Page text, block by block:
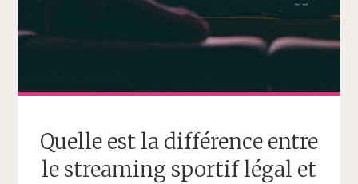
Quelle est la différence entre
le streaming sportif légal et